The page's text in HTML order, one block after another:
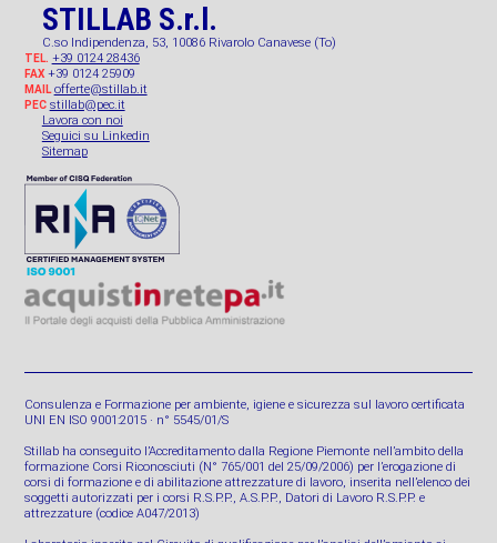
STILLAB S.r.l.
C.so Indipendenza, 53, 10086 Rivarolo Canavese (To)
TEL. +39 0124 28436
FAX+39 0124 25909
MAIL offerte@stillab.it
PEC stillab@pec.it
Lavora con noi
Seguici su Linkedin
Sitemap
Consulenza e Formazione per ambiente, igiene e sicurezza sul lavoro certificata
UNI EN ISO 9001:2015 · n° 5545/01/S
Stillab ha conseguito l’Accreditamento dalla Regione Piemonte nell’ambito della
formazione Corsi Riconosciuti (N° 765/001 del 25/09/2006) per l’erogazione di
corsi di formazione e di abilitazione attrezzature di lavoro, inserita nell’elenco dei
soggetti autorizzati per i corsi R.S.P.P., A.S.P.P., Datori di Lavoro R.S.P.P. e
attrezzature (codice A047/2013)